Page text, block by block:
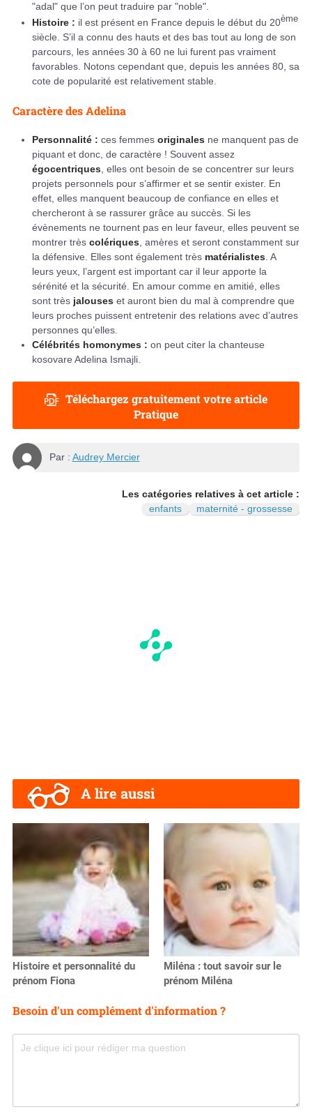
"adal" que l’on peut traduire par "noble".
Histoire : il est présent en France depuis le début du 20ème
siècle. S’il a connu des hauts et des bas tout au long de son
parcours, les années 30 à 60 ne lui furent pas vraiment
favorables. Notons cependant que, depuis les années 80, sa
cote de popularité est relativement stable.
Caractère des Adelina
Personnalité : ces femmes originales ne manquent pas de
piquant et donc, de caractère ! Souvent assez
égocentriques , elles ont besoin de se concentrer sur leurs
projets personnels pour s’affirmer et se sentir exister. En
effet, elles manquent beaucoup de confiance en elles et
chercheront à se rassurer grâce au succès. Si les
évènements ne tournent pas en leur faveur, elles peuvent se
montrer très colériques , amères et seront constamment sur
la défensive. Elles sont également très matérialistes . A
leurs yeux, l’argent est important car il leur apporte la
sérénité et la sécurité. En amour comme en amitié, elles
sont très jalouses et auront bien du mal à comprendre que
leurs proches puissent entretenir des relations avec d’autres
personnes qu’elles.
Célébrités homonymes : on peut citer la chanteuse
kosovare Adelina Ismajli.
Téléchargez gratuitement votre article
Pratique
Par : Audrey Mercier
Les catégories relatives à cet article :
enfants
maternité - grossesse
A lire aussi
Histoire et personnalité du
prénom Fiona
Miléna : tout savoir sur le
prénom Miléna
Besoin d'un complément d'information ?